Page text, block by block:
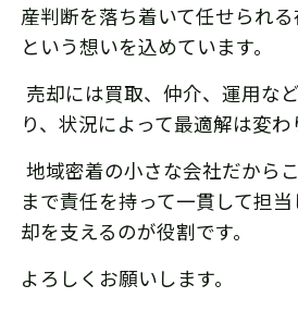
産判断を落ち着いて任せられる
という想いを込めています。
売却には買取、仲介、運用な
り、状況によって最適解は変わ
地域密着の小さな会社だから
まで責任を持って一貫して担
却を支えるのが役割です。
よろしくお願いします。